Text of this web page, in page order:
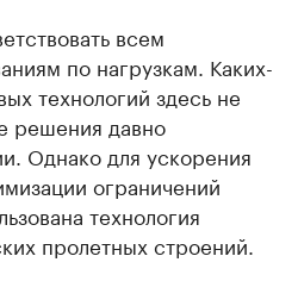
всем
по нагрузкам. Каких-
технологий здесь не
решения давно
Однако для ускорения
ограничений
технология
пролетных строений.